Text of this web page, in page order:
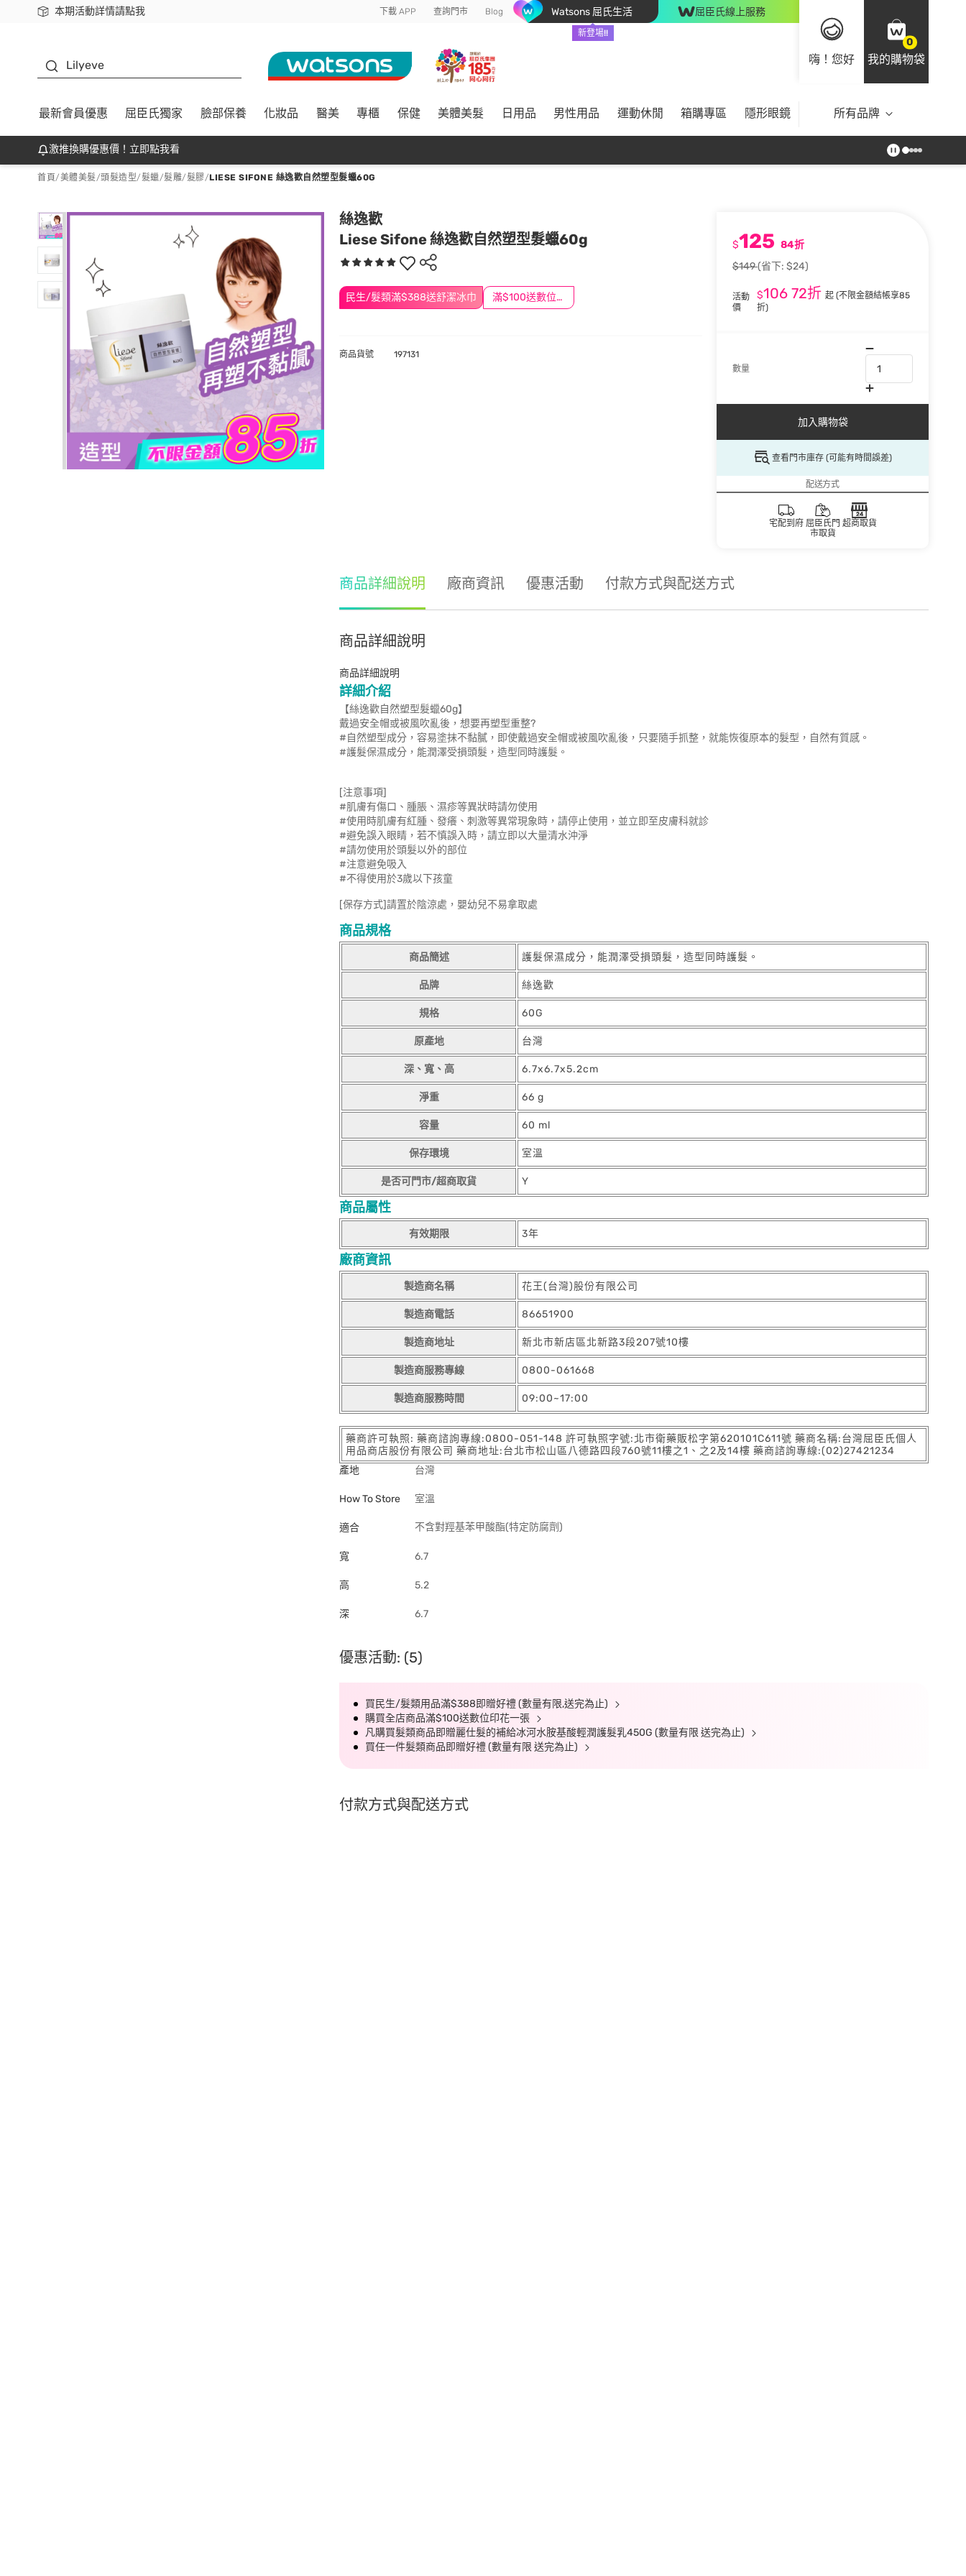
本期活動詳情請點我
下載app最高回饋$350 下載 APP 查詢門市 Blog Watsons 屈氏生活
新登場!!
屈臣氏線上服務
嗨！您好
0
我的購物袋
Lilyeve
最新會員優惠 屈臣氏獨家 臉部保養 化妝品 醫美 專櫃 保健 美體美髮 日用品 男性用品 運動休閒 箱購專區 隱形眼鏡 所有品牌
激推換購優惠價！立即點我看
首頁/美體美髮/頭髮造型/髮蠟/髮雕/髮膠/LIESE SIFONE 絲逸歡自然塑型髮蠟60G
絲逸歡
Liese Sifone 絲逸歡自然塑型髮蠟60g
民生/髮類滿$388送舒潔冰巾 滿$100送數位印花
$125 84折
$149(省下: $24)
活動
價
$106 72折起(不限金額結帳享85
折)
數量
加入購物袋
查看門市庫存 (可能有時間誤差)
配送方式
宅配到府 屈臣氏門
市取貨
超商取貨
商品貨號 197131
商品詳細說明 廠商資訊 優惠活動 付款方式與配送方式
商品詳細說明
商品詳細說明
詳細介紹
【絲逸歡自然塑型髮蠟60g】
戴過安全帽或被風吹亂後，想要再塑型重整?
#自然塑型成分，容易塗抹不黏膩，即使戴過安全帽或被風吹亂後，只要隨手抓整，就能恢復原本的髮型，自然有質感。
#護髮保濕成分，能潤澤受損頭髮，造型同時護髮。
[注意事項]
#肌膚有傷口、腫脹、濕疹等異狀時請勿使用
#使用時肌膚有紅腫、發癢、刺激等異常現象時，請停止使用，並立即至皮膚科就診
#避免誤入眼睛，若不慎誤入時，請立即以大量清水沖淨
#請勿使用於頭髮以外的部位
#注意避免吸入
#不得使用於3歲以下孩童
[保存方式]請置於陰涼處，嬰幼兒不易拿取處
商品規格
商品簡述 護髮保濕成分，能潤澤受損頭髮，造型同時護髮。
品牌 絲逸歡
規格 60G
原產地 台灣
深、寬、高 6.7x6.7x5.2cm
淨重 66 g
容量 60 ml
保存環境 室溫
是否可門市/超商取貨 Y
商品屬性
有效期限 3年
廠商資訊
製造商名稱 花王(台灣)股份有限公司
製造商電話 86651900
製造商地址 新北市新店區北新路3段207號10樓
製造商服務專線 0800-061668
製造商服務時間 09:00~17:00
藥商許可執照: 藥商諮詢專線:0800-051-148 許可執照字號:北市衛藥販松字第620101C611號 藥商名稱:台灣屈臣氏個人
用品商店股份有限公司 藥商地址:台北市松山區八德路四段760號11樓之1、之2及14樓 藥商諮詢專線:(02)27421234
產地
台灣
How To Store 室溫
適合 不含對羥基苯甲酸酯(特定防腐劑)
寬 6.7
高 5.2
深 6.7
優惠活動: (5)
買民生/髮類用品滿$388即贈好禮 (數量有限,送完為止)
購買全店商品滿$100送數位印花一張
凡購買髮類商品即贈麗仕髮的補給冰河水胺基酸輕潤護髮乳450G (數量有限 送完為止)
買任一件髮類商品即贈好禮 (數量有限 送完為止)
付款方式與配送方式